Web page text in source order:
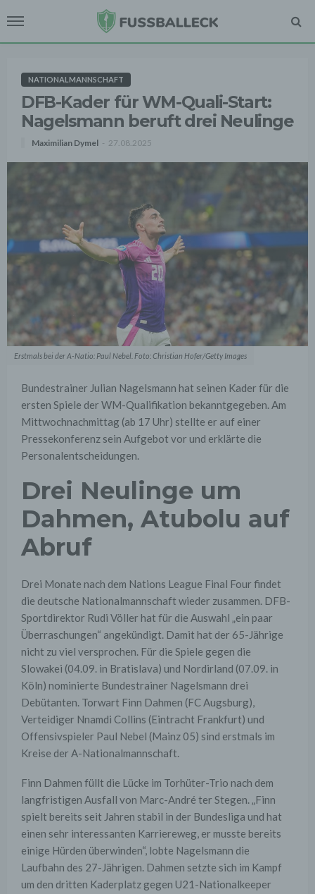
NATIONALMANNSCHAFT
DFB-Kader für WM-Quali-Start:
Nagelsmann beruft drei Neulinge
Maximilian Dymel 27.08.2025
Erstmals bei der A-Natio: Paul Nebel. Foto: Christian Hofer/Getty Images
Bundestrainer Julian Nagelsmann hat seinen Kader für die
ersten Spiele der WM-Qualifikation bekanntgegeben. Am
Mittwochnachmittag (ab 17 Uhr) stellte er auf einer
Pressekonferenz sein Aufgebot vor und erklärte die
Personalentscheidungen.
Drei Neulinge um
Dahmen, Atubolu auf
Abruf
Drei Monate nach dem Nations League Final Four findet
die deutsche Nationalmannschaft wieder zusammen. DFB-
Sportdirektor Rudi Völler hat für die Auswahl „ein paar
Überraschungen“ angekündigt. Damit hat der 65-Jährige
nicht zu viel versprochen. Für die Spiele gegen die
Slowakei (04.09. in Bratislava) und Nordirland (07.09. in
Köln) nominierte Bundestrainer Nagelsmann drei
Debütanten. Torwart Finn Dahmen (FC Augsburg),
Verteidiger Nnamdi Collins (Eintracht Frankfurt) und
Offensivspieler Paul Nebel (Mainz 05) sind erstmals im
Kreise der A-Nationalmannschaft.
Finn Dahmen füllt die Lücke im Torhüter-Trio nach dem
langfristigen Ausfall von Marc-André ter Stegen. „Finn
spielt bereits seit Jahren stabil in der Bundesliga und hat
einen sehr interessanten Karriereweg, er musste bereits
einige Hürden überwinden“, lobte Nagelsmann die
Laufbahn des 27-Jährigen. Dahmen setzte sich im Kampf
um den dritten Kaderplatz gegen U21-Nationalkeeper